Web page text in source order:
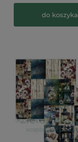
do koszyka